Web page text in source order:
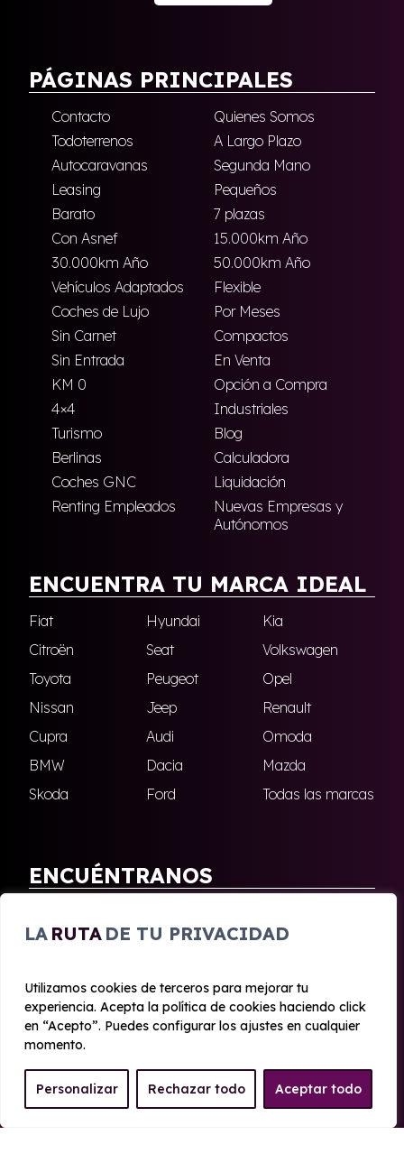
LA RUTA DE TU PRIVACIDAD
Utilizamos cookies de terceros para mejorar tu
experiencia. Acepta la política de cookies haciendo click
en “Acepto”. Puedes configurar los ajustes en cualquier
momento.
Personalizar Rechazar todo Aceptar todo
PÁGINAS PRINCIPALES
Contacto
Quienes Somos
Todoterrenos
A Largo Plazo
Autocaravanas
Segunda Mano
Leasing
Pequeños
Barato
7 plazas
Con Asnef
15.000km Año
30.000km Año
50.000km Año
Vehículos Adaptados
Flexible
Coches de Lujo
Por Meses
Sin Carnet
Compactos
Sin Entrada
En Venta
KM 0
Opción a Compra
4×4
Industriales
Turismo
Blog
Berlinas
Calculadora
Coches GNC
Liquidación
Renting Empleados
Nuevas Empresas y
Autónomos
ENCUENTRA TU MARCA IDEAL
Fiat Hyundai
Kia
Citroën
Seat
Volkswagen
Toyota
Peugeot
Opel
Nissan
Jeep
Renault
Cupra
Audi
Omoda
BMW
Dacia
Mazda
Skoda
Ford Todas las marcas
ENCUÉNTRANOS
Marbella
Nerja
© 2020 - 2026 Malagueta Renting
Aviso legal y Privacidad